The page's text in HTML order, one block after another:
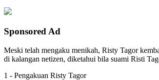
Sponsored Ad
Meski telah mengaku menikah, Risty Tagor
di kalangan netizen, diketahui bila suami Risti
1 - Pengakuan Risty Tagor